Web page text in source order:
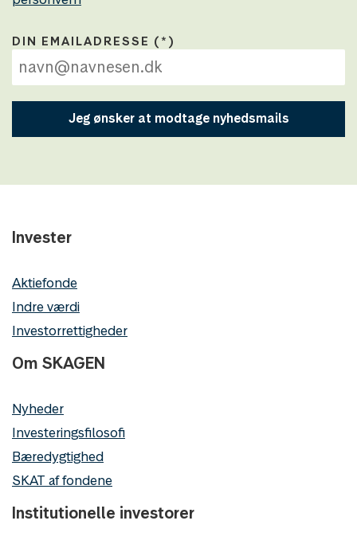
DIN EMAILADRESSE
Jeg ønsker at modtage nyhedsmails
Invester
Aktiefonde
Indre værdi
Investorrettigheder
Om SKAGEN
Nyheder
Investeringsfilosofi
Bæredygtighed
SKAT af fondene
Institutionelle investorer